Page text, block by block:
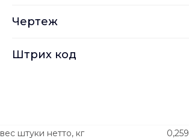
Чертеж
Штрих код
вес штуки нетто, кг
0,259